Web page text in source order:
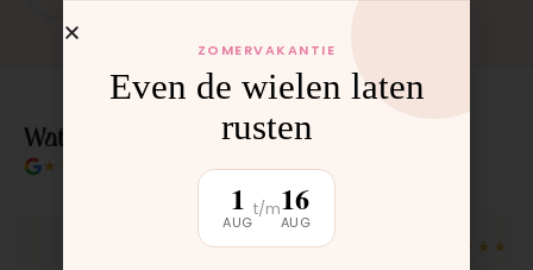
Wat klanten over ons zeggen
★★★★★ 4.9/5 klantbeoordeling
★★★★★
ZOMERVAKANTIE
Even de wielen laten
rusten
1
AUG
t/m16
AUG